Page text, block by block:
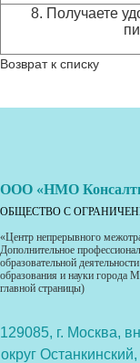
8. Получаете
Возврат к списку
ООО «НМО
ОБЩЕСТВО С
«Центр непрерывного
Дополнительное
образовательной
образования и науки города
главной страницы)
129085, г. Москва,
округ